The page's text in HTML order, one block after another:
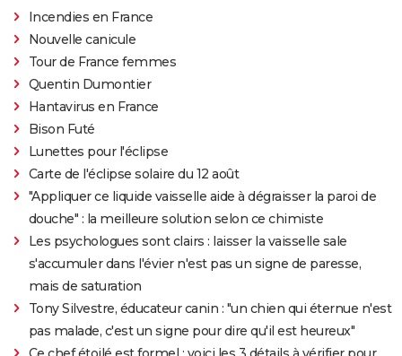
Incendies en France
Nouvelle canicule
Tour de France femmes
Quentin Dumontier
Hantavirus en France
Bison Futé
Lunettes pour l'éclipse
Carte de l'éclipse solaire du 12 août
"Appliquer ce liquide vaisselle aide à dégraisser la paroi de
douche" : la meilleure solution selon ce chimiste
Les psychologues sont clairs : laisser la vaisselle sale
s'accumuler dans l'évier n'est pas un signe de paresse,
mais de saturation
Tony Silvestre, éducateur canin : "un chien qui éternue n'est
pas malade, c'est un signe pour dire qu'il est heureux"